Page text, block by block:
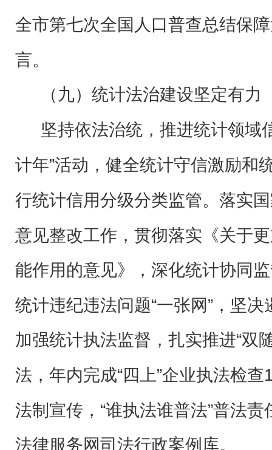
全市第七次全国人口普查总结保
言。
（九）统计法治建设坚定有力
坚持依法治统，推进统计领域
计年”活动，健全统计守信激励和
行统计信用分级分类监管。落实
意见整改工作，贯彻落实《关于
能作用的意见》，深化统计协同
统计违纪违法问题“一张网”，坚决
加强统计执法监督，扎实推进“双
法，年内完成“四上”企业执法检
法制宣传，“谁执法谁普法”普法
法律服务网司法行政案例库。